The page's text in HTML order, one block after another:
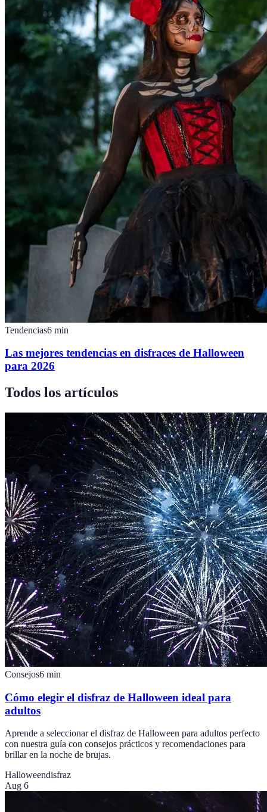
Tendencias6 min
Las mejores tendencias en disfraces de Halloween
para 2026
Todos los artículos
Consejos6 min
Cómo elegir el disfraz de Halloween ideal para
adultos
Aprende a seleccionar el disfraz de Halloween para adultos perfecto
con nuestra guía con consejos prácticos y recomendaciones para
brillar en la noche de brujas.
Halloweendisfraz
Aug 6